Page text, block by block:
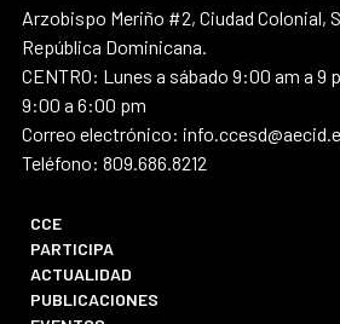
Arzobispo Meriño #2, Ciudad Colonial,
República Dominicana.
CENTRO: Lunes a sábado 9:00 am a 9
9:00 a 6:00 pm
Correo electrónico:
Teléfono: 809.686.8212
CCE
PARTICIPA
ACTUALIDAD
PUBLICACIONES